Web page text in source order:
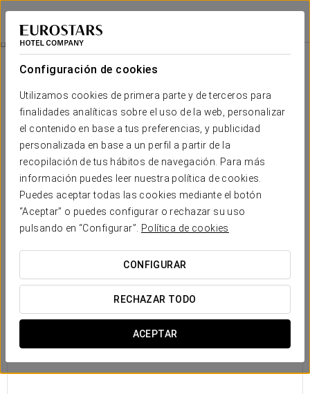
Configuración de cookies
Utilizamos cookies de primera parte y de terceros para
finalidades analíticas sobre el uso de la web, personalizar
el contenido en base a tus preferencias, y publicidad
personalizada en base a un perfil a partir de la
recopilación de tus hábitos de navegación. Para más
información puedes leer nuestra política de cookies.
Puedes aceptar todas las cookies mediante el botón
“Aceptar” o puedes configurar o rechazar su uso
pulsando en “Configurar”.
Política de cookies
CONFIGURAR
RECHAZAR TODO
ACEPTAR
Exe Las Adelfas
CÓRDOBA
Restauración